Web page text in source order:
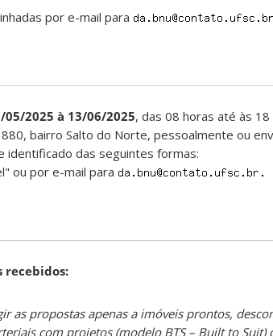
por e-mail para
05/2025 à 13/06/2025, das 08 horas até às
880, bairro Salto do Norte, pessoalmente ou
identificado das seguintes formas:
ou por e-mail para
recebidos:
as propostas apenas a imóveis prontos,
com projetos (modelo BTS – Built to Suit)